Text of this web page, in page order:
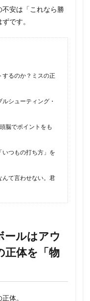
不安は「これなら勝
です。
るのか？ミスの正
シューティング・
脳でポイントをも
いつもの打ち方」を
んて言わせない。君
ールはアウ
正体を「物
体。